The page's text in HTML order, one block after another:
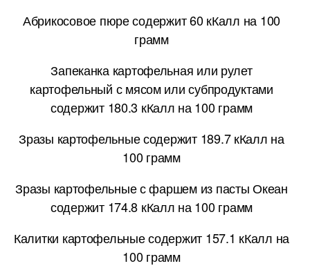
Абрикосовое пюре содержит 60 кКалл на 100
грамм
Запеканка картофельная или рулет
картофельный с мясом или субпродуктами
содержит 180.3 кКалл на 100 грамм
Зразы картофельные содержит 189.7 кКалл на
100 грамм
Зразы картофельные с фаршем из пасты Океан
содержит 174.8 кКалл на 100 грамм
Калитки картофельные содержит 157.1 кКалл на
100 грамм